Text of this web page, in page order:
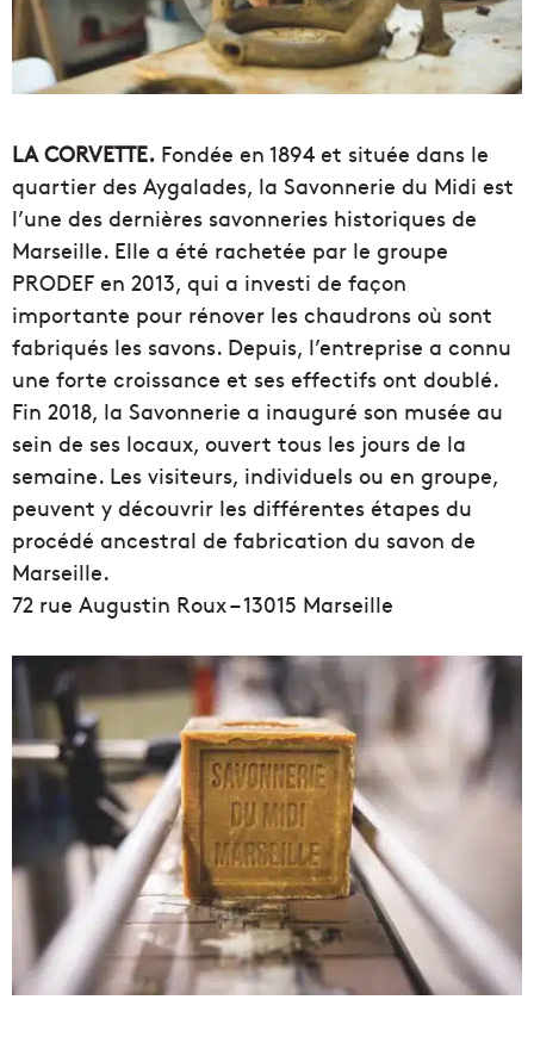
LA CORVETTE. Fondée en 1894 et située dans le
quartier des Aygalades, la Savonnerie du Midi est
l’une des dernières savonneries historiques de
Marseille. Elle a été rachetée par le groupe
PRODEF en 2013, qui a investi de façon
importante pour rénover les chaudrons où sont
fabriqués les savons. Depuis, l’entreprise a connu
une forte croissance et ses effectifs ont doublé.
Fin 2018, la Savonnerie a inauguré son musée au
sein de ses locaux, ouvert tous les jours de la
semaine. Les visiteurs, individuels ou en groupe,
peuvent y découvrir les différentes étapes du
procédé ancestral de fabrication du savon de
Marseille.
72 rue Augustin Roux – 13015 Marseille